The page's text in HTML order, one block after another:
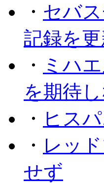
・ セバ
記録を
・ ミハ
を期待
・ ヒス
・ レッ
せず